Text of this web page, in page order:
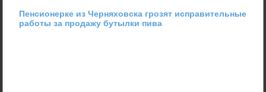
Пенсионерке из Черняховска грозят исправительные
работы за продажу бутылки пива